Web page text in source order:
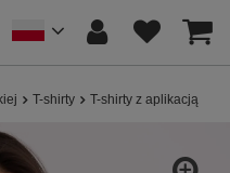
T-shirty T-shirty z aplikacją